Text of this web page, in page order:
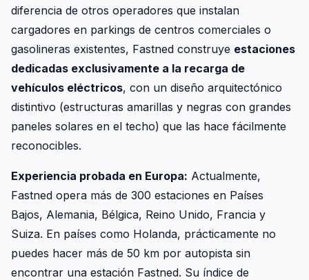
diferencia de otros operadores que instalan
cargadores en parkings de centros comerciales o
gasolineras existentes, Fastned construye estaciones
dedicadas exclusivamente a la recarga de
vehículos eléctricos, con un diseño arquitectónico
distintivo (estructuras amarillas y negras con grandes
paneles solares en el techo) que las hace fácilmente
reconocibles.
Experiencia probada en Europa: Actualmente,
Fastned opera más de 300 estaciones en Países
Bajos, Alemania, Bélgica, Reino Unido, Francia y
Suiza. En países como Holanda, prácticamente no
puedes hacer más de 50 km por autopista sin
encontrar una estación Fastned. Su índice de